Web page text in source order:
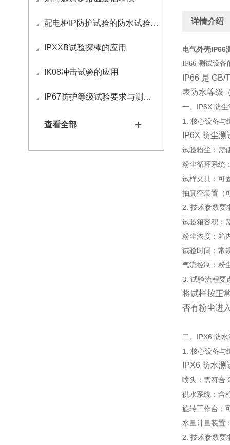
配电柜IP防护试验的防水试验要求是什么？
IPXXB试验探棒的应用
IK08冲击试验的应用
IP67防护等级试验要求与测试方法
查看全部
详情介绍
电气外壳IP66
IP66 测试设备
IP66 是
表防水等级
一、IP6X 防
1. 核心设备与
IP6X 防尘
试验粉尘：需
粉尘循环系统
试样夹具：可
抽真空装置（
2. 技术参数要
试验箱容积：
粉尘浓度：箱
试验时间：常
气流控制：粉
3. 试验流程要
将试样按正
否有粉尘进
二、IPX6 防
1. 核心设备与
IPX6 防水
喷头：需符合
供水系统：含
旋转工作台：
水量计量装置
2. 技术参数要